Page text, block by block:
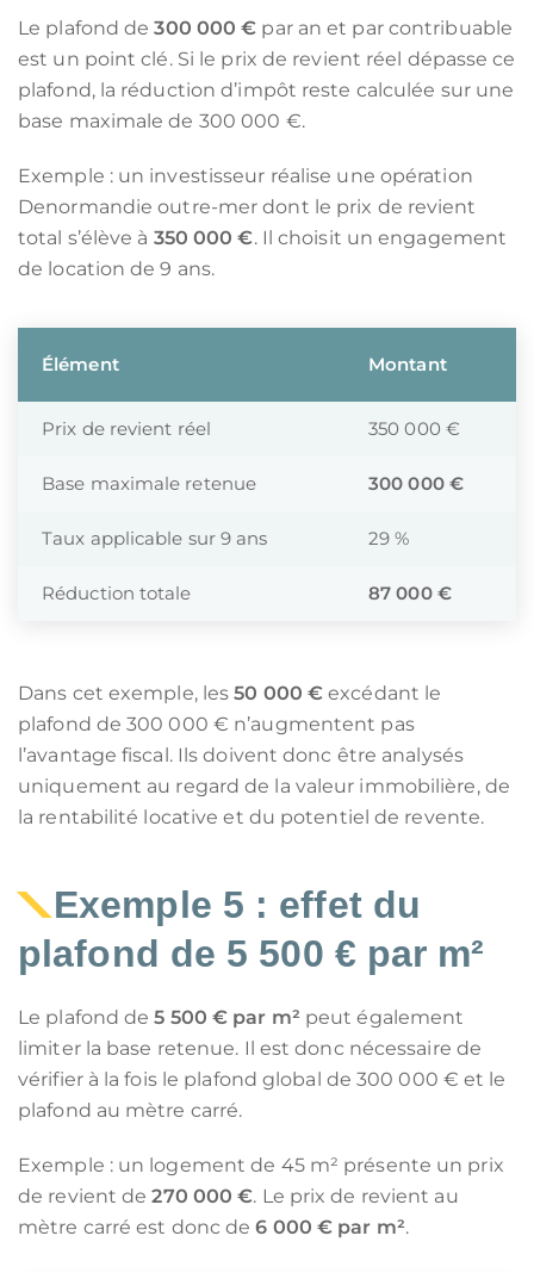
Le plafond de300 000 € par an et par contribuable
est un point clé. Si le prix de revient réel dépasse ce
plafond, la réduction d’impôt reste calculée sur une
base maximale de 300 000 €.
Exemple : un investisseur réalise une opération
Denormandie outre-mer dont le prix de revient
total s’élève à 350 000 €. Il choisit un engagement
de location de 9 ans.
Élément Montant
Prix de revient réel 350 000 €
Base maximale retenue 300 000 €
Taux applicable sur 9 ans 29 %
Réduction totale 87 000 €
Dans cet exemple, les50 000 € excédant le
plafond de 300 000 € n’augmentent pas
l’avantage fiscal. Ils doivent donc être analysés
uniquement au regard de la valeur immobilière, de
la rentabilité locative et du potentiel de revente.
Exemple 5 : effet du
plafond de 5 500 € par m²
Le plafond de5 500 € par m²peut également
limiter la base retenue. Il est donc nécessaire de
vérifier à la fois le plafond global de 300 000 € et le
plafond au mètre carré.
Exemple : un logement de 45 m² présente un prix
de revient de270 000 €. Le prix de revient au
mètre carré est donc de6 000 € par m².